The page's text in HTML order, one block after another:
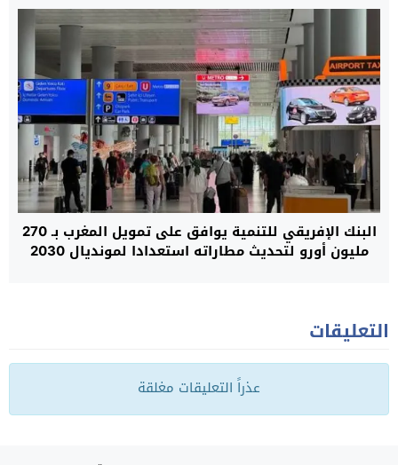
البنك الإفريقي للتنمية يوافق على تمويل المغرب بـ 270
مليون أورو لتحديث مطاراته استعدادا لمونديال 2030
التعليقات
عذراً التعليقات مغلقة